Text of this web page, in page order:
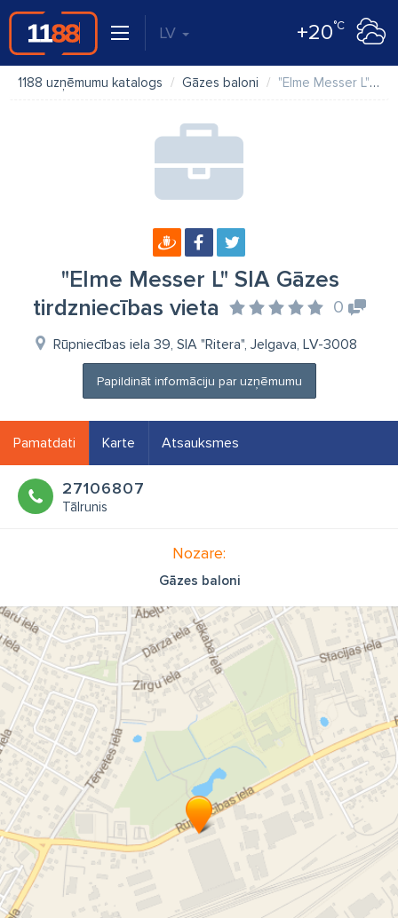
LV +20°C
1188 uzņēmumu katalogs Gāzes baloni "Elme Messer L" SIA Gāzes tirdzniecības vieta
"Elme Messer L" SIA Gāzes
tirdzniecības vieta
0
Rūpniecības iela 39, SIA "Ritera", Jelgava, LV-3008
Papildināt informāciju par uzņēmumu
Pamatdati Karte Atsauksmes
27106807
Tālrunis
Nozare:
Gāzes baloni